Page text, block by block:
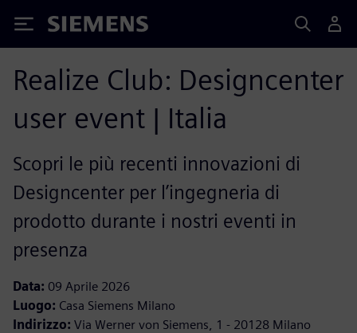
Siemens
Realize Club: Designcenter
user event | Italia
Scopri le più recenti innovazioni di
Designcenter per l’ingegneria di
prodotto durante i nostri eventi in
presenza
Data: 09 Aprile 2026
Luogo: Casa Siemens Milano
Indirizzo: Via Werner von Siemens, 1 - 20128 Milano